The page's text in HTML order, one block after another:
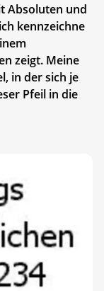
Absoluten und
kennzeichne
zeigt. Meine
in der sich je
Pfeil in die